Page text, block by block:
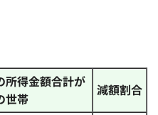
所得金額合計が
世帯
減額割合